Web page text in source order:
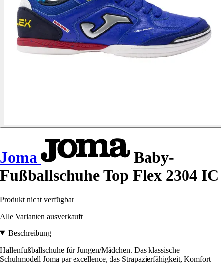
Joma
Baby-
Fußballschuhe Top Flex 2304 IC
Produkt nicht verfügbar
Alle Varianten ausverkauft
Beschreibung
Hallenfußballschuhe für Jungen/Mädchen. Das klassische
Schuhmodell Joma par excellence, das Strapazierfähigkeit, Komfort